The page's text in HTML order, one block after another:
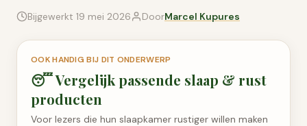
Bijgewerkt 19 mei 2026 DoorMarcel Kupures
OOK HANDIG BIJ DIT ONDERWERP
😴Vergelijk passende slaap & rust
producten
Voor lezers die hun slaapkamer rustiger willen maken